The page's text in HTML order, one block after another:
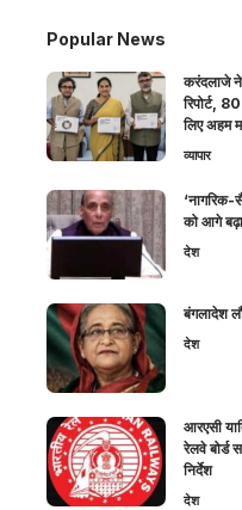
Popular News
करंदलाजे ने
रिपोर्ट,
लिए अहम
व्यापार
को आगे
देश
बंगलादेश
देश
आरएसी
रेलवे बोर्ड
निर्देश
देश